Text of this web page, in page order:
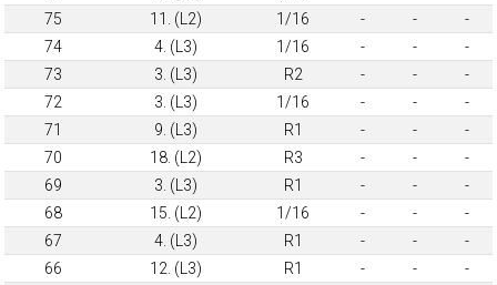
75
11. (L2) 1/16 - -
-
74
4. (L3) 1/16 - -
-
73
3. (L3) R2 - -
-
72
3. (L3) 1/16 - -
-
71
9. (L3) R1 - -
-
70
18. (L2) R3 - -
-
69
3. (L3) R1 - -
-
68
15. (L2) 1/16 - -
-
67
4. (L3) R1 - -
-
66
12. (L3) R1 - -
-